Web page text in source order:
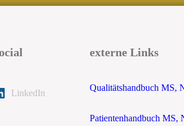
LinkedIn
externe Links
Qualitätshandbuch
Patientenhandbuch MS,